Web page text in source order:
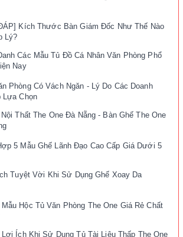
Kích Thước Bàn Giám Đốc Như Thế Nào
Lý?
Các Mẫu Tủ Đồ Cá Nhân Văn Phòng Phổ
Nay
Phòng Có Vách Ngăn - Lý Do Các Doanh
Lựa Chọn
Thất The One Đà Nẵng - Bàn Ghế The One
5 Mẫu Ghế Lãnh Đạo Cao Cấp Giá Dưới 5
Tuyệt Vời Khi Sử Dụng Ghế Xoay Da
Hộc Tủ Văn Phòng The One Giá Rẻ Chất
Ích Khi Sử Dụng Tủ Tài Liệu Thấp The One